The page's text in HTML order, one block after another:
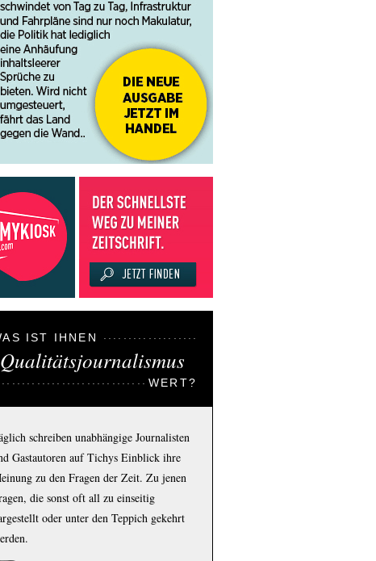
IST IHNEN
Qualitätsjournalismus
WERT?
schreiben unabhängige Journalisten
Gastautoren auf Tichys Einblick ihre
zu den Fragen der Zeit. Zu jenen
die sonst oft all zu einseitig
oder unter den Teppich gekehrt